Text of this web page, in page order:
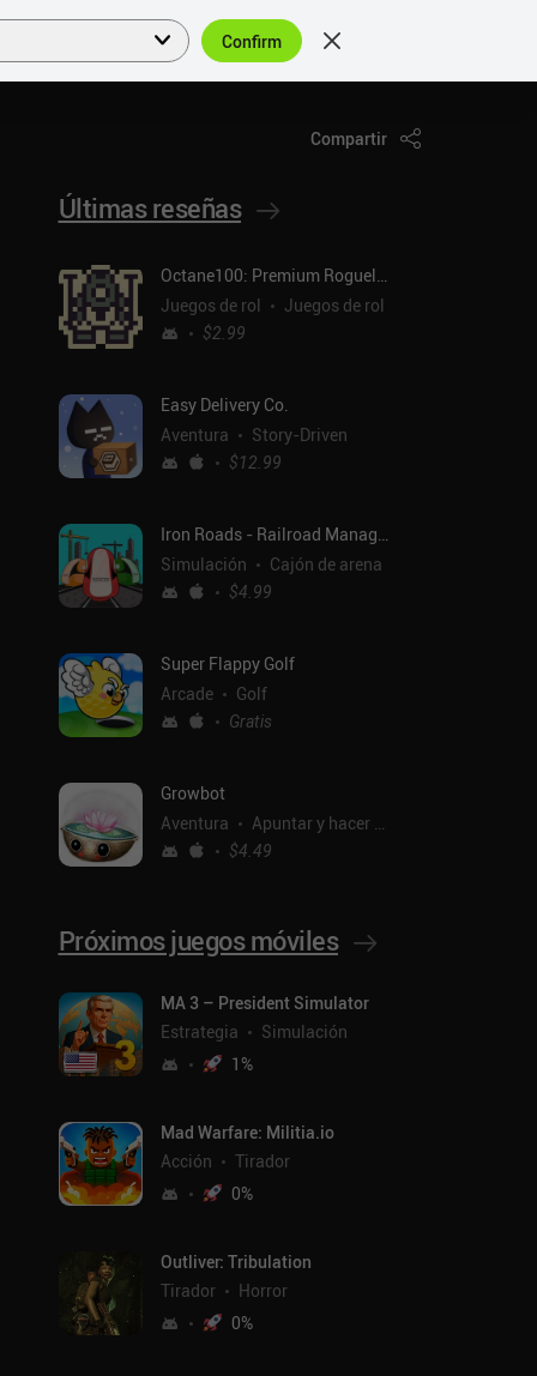
ES
Compartir
Últimas reseñas
Octane100: Premium Roguelike
Juegos de rol
Juegos de rol
$2.99
Easy Delivery Co.
Aventura
Story-Driven
$12.99
Iron Roads - Railroad Manager
Simulación
Cajón de arena
$4.99
Super Flappy Golf
Arcade
Golf
Gratis
Growbot
Aventura
Apuntar y hacer clic
$4.49
Próximos juegos móviles
MA 3 – President Simulator
Estrategia
Simulación
1%
Mad Warfare: Militia.io
Acción
Tirador
0%
Outliver: Tribulation
Tirador
Horror
0%
Confirm